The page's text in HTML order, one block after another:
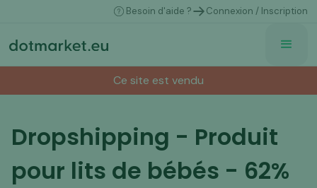
Besoin d'aide ? Connexion / Inscription
Ce site est vendu
Dropshipping - Produit
pour lits de bébés - 62%